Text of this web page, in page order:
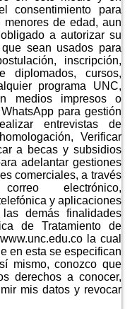
consentimiento para
de edad, aun
a autorizar su
sean usados para
inscripción,
diplomados, cursos,
programa UNC,
medios impresos o
para gestión
entrevistas de
Verificar
a becas y subsidios
adelantar gestiones
comerciales, a través
electrónico,
y aplicaciones
demás finalidades
de Tratamiento de
la cual
en esta se especifican
mismo, conozco que
derechos a conocer,
mis datos y revocar